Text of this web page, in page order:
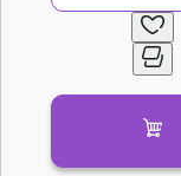
Vaporesso
с узором, с
POD